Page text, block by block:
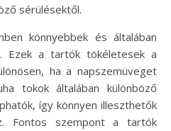
sérülésektől.
könnyebbek és általában
Ezek a tartók tökéletesek a
ha a napszemüveget
tokok általában különböző
így könnyen illeszthetők
Fontos szempont a tartók